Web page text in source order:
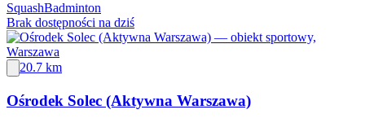
SquashBadminton
Brak dostępności na dziś
20.7 km
Ośrodek Solec (Aktywna Warszawa)